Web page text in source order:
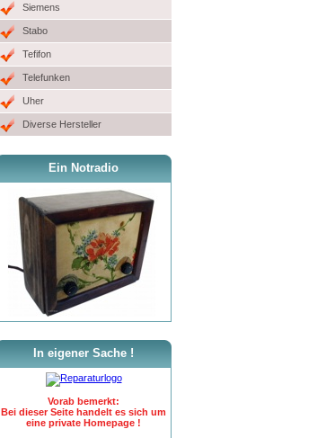
Siemens
Stabo
Tefifon
Telefunken
Uher
Diverse Hersteller
Ein Notradio
In eigener Sache !
Vorab bemerkt:
Bei dieser Seite handelt es sich um
eine private Homepage !